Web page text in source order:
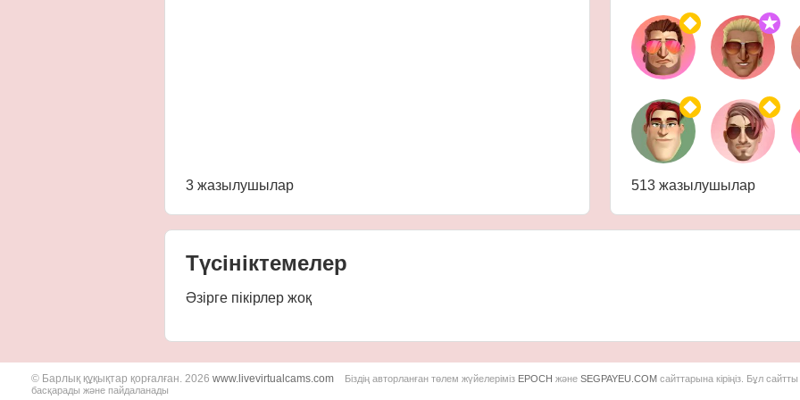
3 жазылушылар 513 жазылушылар
Түсініктемелер
Әзірге пікірлер жоқ
© Барлық құқықтар қорғалған. 2026 www.livevirtualcams.com Біздің авторланған төлем жүйелеріміз EPOCH және SEGPAYEU.COM сайттарына кіріңіз. Бұл сайтты
басқарады және пайдаланады